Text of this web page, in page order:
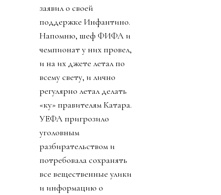
заявил о своей
поддержке Инфантино.
Напомню, шеф ФИФА и
чемпионат у них провел,
и на их джете летал по
всему свету, и лично
регулярно летал делать
«ку» правителям Катара.
УЕФА пригрозило
уголовным
разбирательством и
потребовала сохранять
все вещественные улики
и информацию о